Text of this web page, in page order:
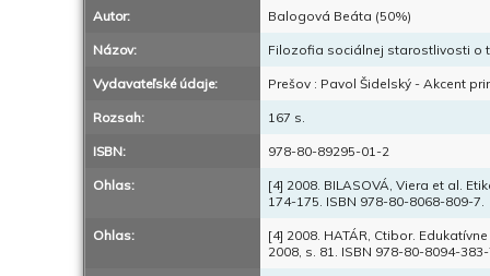
Autor: Balogová Beáta (50%)
Názov: Filozofia sociálnej starostlivosti o
Vydavateľské údaje: Prešov : Pavol Šidelský - Akcent
Rozsah: 167 s.
ISBN: 978-80-89295-01-2
Ohlas:
[4] 2008. BILASOVÁ, Viera et al.
174-175. ISBN 978-80-8068-809-7.
Ohlas:
[4] 2008. HATÁR, Ctibor.
2008, s. 81. ISBN 978-80-8094-